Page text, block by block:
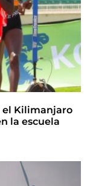
el Kilimanjaro
la escuela